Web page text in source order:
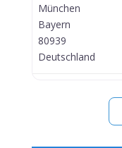
München
Bayern
80939
Deutschland